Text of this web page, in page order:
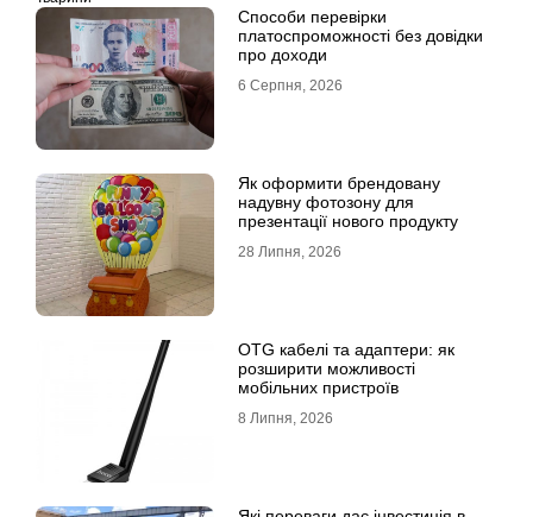
Способи перевірки
платоспроможності без довідки
про доходи
6 Серпня, 2026
Як оформити брендовану
надувну фотозону для
презентації нового продукту
28 Липня, 2026
OTG кабелі та адаптери: як
розширити можливості
мобільних пристроїв
8 Липня, 2026